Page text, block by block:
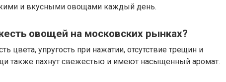
и вкусными овощами каждый день.
овощей на московских рынках?
цвета, упругость при нажатии, отсутствие трещин и
также пахнут свежестью и имеют насыщенный аромат.